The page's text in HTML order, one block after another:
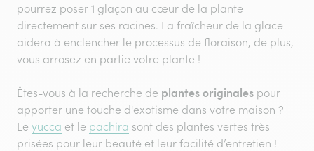
pourrez poser 1 glaçon au cœur de la plante
directement sur ses racines. La fraîcheur de la glace
aidera à enclencher le processus de floraison, de plus,
vous arrosez en partie votre plante !
Êtes-vous à la recherche de plantes originales pour
apporter une touche d'exotisme dans votre maison ?
Le yucca et le pachira sont des plantes vertes très
prisées pour leur beauté et leur facilité d’entretien !